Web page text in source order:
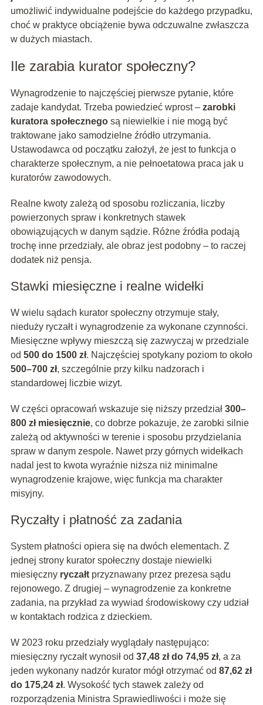
umożliwić indywidualne podejście do każdego przypadku,
choć w praktyce obciążenie bywa odczuwalne zwłaszcza
w dużych miastach.
Ile zarabia kurator społeczny?
Wynagrodzenie to najczęściej pierwsze pytanie, które
zadaje kandydat. Trzeba powiedzieć wprost – zarobki
kuratora społecznegosą niewielkie i nie mogą być
traktowane jako samodzielne źródło utrzymania.
Ustawodawca od początku założył, że jest to funkcja o
charakterze społecznym, a nie pełnoetatowa praca jak u
kuratorów zawodowych.
Realne kwoty zależą od sposobu rozliczania, liczby
powierzonych spraw i konkretnych stawek
obowiązujących w danym sądzie. Różne źródła podają
trochę inne przedziały, ale obraz jest podobny – to raczej
dodatek niż pensja.
Stawki miesięczne i realne widełki
W wielu sądach kurator społeczny otrzymuje stały,
nieduży ryczałt i wynagrodzenie za wykonane czynności.
Miesięczne wpływy mieszczą się zazwyczaj w przedziale
od 500 do 1500 zł. Najczęściej spotykany poziom to około
500–700 zł, szczególnie przy kilku nadzorach i
standardowej liczbie wizyt.
W części opracowań wskazuje się niższy przedział 300–
800 zł miesięcznie, co dobrze pokazuje, że zarobki silnie
zależą od aktywności w terenie i sposobu przydzielania
spraw w danym zespole. Nawet przy górnych widełkach
nadal jest to kwota wyraźnie niższa niż minimalne
wynagrodzenie krajowe, więc funkcja ma charakter
misyjny.
Ryczałty i płatność za zadania
System płatności opiera się na dwóch elementach. Z
jednej strony kurator społeczny dostaje niewielki
miesięczny ryczałtprzyznawany przez prezesa sądu
rejonowego. Z drugiej – wynagrodzenie za konkretne
zadania, na przykład za wywiad środowiskowy czy udział
w kontaktach rodzica z dzieckiem.
W 2023 roku przedziały wyglądały następująco:
miesięczny ryczałt wynosił od 37,48 zł do 74,95 zł, a za
jeden wykonany nadzór kurator mógł otrzymać od 87,62 zł
do 175,24 zł. Wysokość tych stawek zależy od
rozporządzenia Ministra Sprawiedliwości i może się